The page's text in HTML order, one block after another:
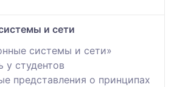
и сети
системы и сети»
у студентов
представления о принципах